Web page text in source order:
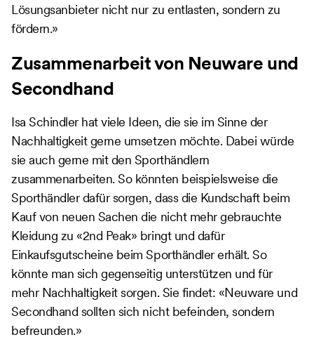
Lösungsanbieter nicht nur zu entlasten, sondern zu
fördern.»
Zusammenarbeit von Neuware und
Secondhand
Isa Schindler hat viele Ideen, die sie im Sinne der
Nachhaltigkeit gerne umsetzen möchte. Dabei würde
sie auch gerne mit den Sporthändlern
zusammenarbeiten. So könnten beispielsweise die
Sporthändler dafür sorgen, dass die Kundschaft beim
Kauf von neuen Sachen die nicht mehr gebrauchte
Kleidung zu «2nd Peak» bringt und dafür
Einkaufsgutscheine beim Sporthändler erhält. So
könnte man sich gegenseitig unterstützen und für
mehr Nachhaltigkeit sorgen. Sie findet: «Neuware und
Secondhand sollten sich nicht befeinden, sondern
befreunden.»